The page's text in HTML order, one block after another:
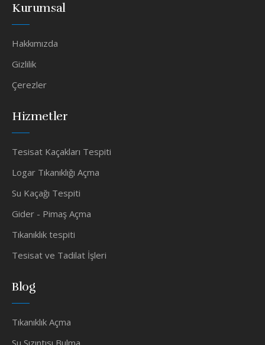
Kurumsal
Hakkımızda
Gizlilik
Çerezler
Hizmetler
Tesisat Kaçakları Tespiti
Logar Tıkanıklığı Açma
Su Kaçağı Tespiti
Gider - Pimaş Açma
Tıkanıklık tespiti
Tesisat ve Tadilat İşleri
Blog
Tıkanıklık Açma